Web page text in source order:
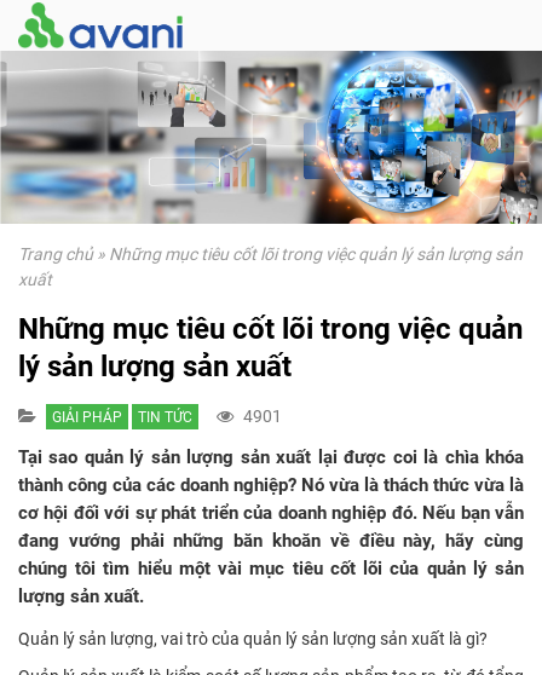
Trang chủ» Những mục tiêu cốt lõi trong việc quản lý sản lượng sản
xuất
Những mục tiêu cốt lõi trong việc quản
lý sản lượng sản xuất
GIẢI PHÁP TIN TỨC 4901
Tại sao quản lý sản lượng sản xuất lại được coi là chìa khóa
thành công của các doanh nghiệp? Nó vừa là thách thức vừa là
cơ hội đối với sự phát triển của doanh nghiệp đó. Nếu bạn vẫn
đang vướng phải những băn khoăn về điều này, hãy cùng
chúng tôi tìm hiểu một vài mục tiêu cốt lõi của quản lý sản
lượng sản xuất.
Quản lý sản lượng, vai trò của quản lý sản lượng sản xuất là gì?